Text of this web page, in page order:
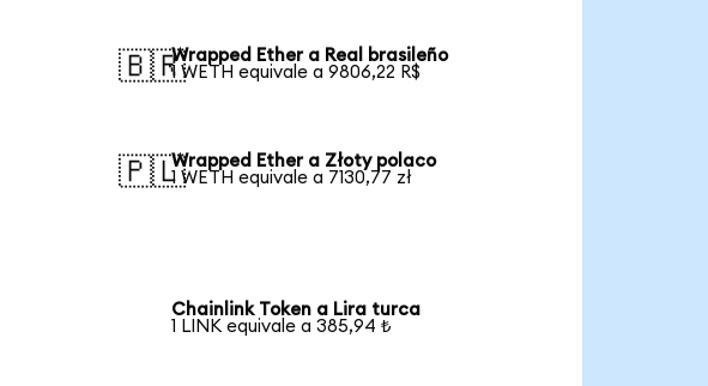
🇧🇷Wrapped Ether a Real brasileño
1 WETH equivale a 9806,22 R$
🇵🇱Wrapped Ether a Złoty polaco
1 WETH equivale a 7130,77 zł
Chainlink Token a Lira turca
1 LINK equivale a 385,94 ₺